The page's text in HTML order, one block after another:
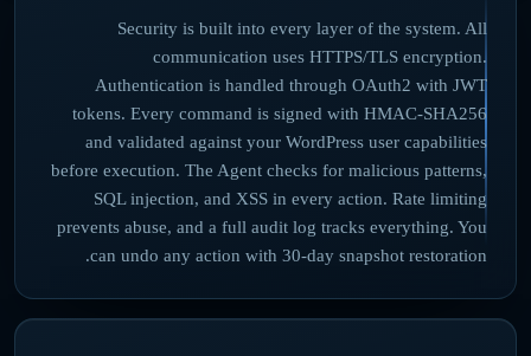
Security is built into every layer of the system. All
communication uses HTTPS/TLS encryption.
Authentication is handled through OAuth2 with JWT
tokens. Every command is signed with HMAC-SHA256
and validated against your WordPress user capabilities
before execution. The Agent checks for malicious patterns,
SQL injection, and XSS in every action. Rate limiting
prevents abuse, and a full audit log tracks everything. You
can undo any action with 30-day snapshot restoration.